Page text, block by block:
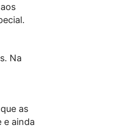
Na
as
e ainda